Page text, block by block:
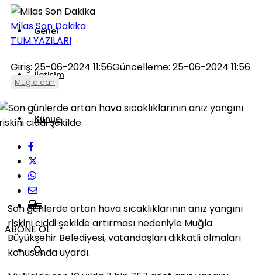
Genel
İletişim
Künye
Milas Son Dakika
TÜM YAZILARI
Giriş: 25-06-2024 11:56Güncelleme: 25-06-2024 11:56
Muğla'dan
ABONE OL
Son günlerde artan hava sıcaklıklarının anız yangını
riskini ciddi şekilde artırması nedeniyle Muğla
Büyükşehir Belediyesi, vatandaşları dikkatli olmaları
konusunda uyardı.